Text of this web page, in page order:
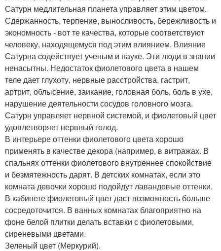
Сатурн медлительная планета управляет этим цветом.
Сдержанность, терпение, выносливость, бережливость и
экономность - вот те качества, которые соответствуют
человеку, находящемуся под этим влиянием. Влияние
Сатурна содействует ученым и науке. Эти люди в знании
ненасытны. Недостаток фиолетового цвета в нашем
теле дает глухоту, нервные расстройства, гастрит,
артрит, облысение, заикание, головная боль, боль в ухе,
нарушение деятельности сосудов головного мозга.
Сатурн управляет нервной системой, и фиолетовый цвет
удовлетворяет нервный голод.
В интерьере оттенки фиолетового цвета хорошо
применять в качестве декора (например, в витражах. В
спальнях оттенки фиолетового внутреннее спокойствие
и безмятежность дарят. В детских комнатах, если это
комната девочки хорошо подойдут лавандовые оттенки.
В кабинете фиолетовый цвет даст возможность больше
сосредоточится. В ванных комнатах благоприятно на
фоне белой плитки делать вставки с фиолетовыми,
сиреневыми цветами.
Зеленый цвет (Меркурий).